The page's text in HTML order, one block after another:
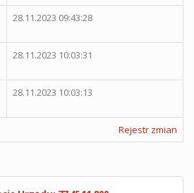
28.11.2023 09:43:28
28.11.2023 10:03:31
28.11.2023 10:03:13
Rejestr zmian